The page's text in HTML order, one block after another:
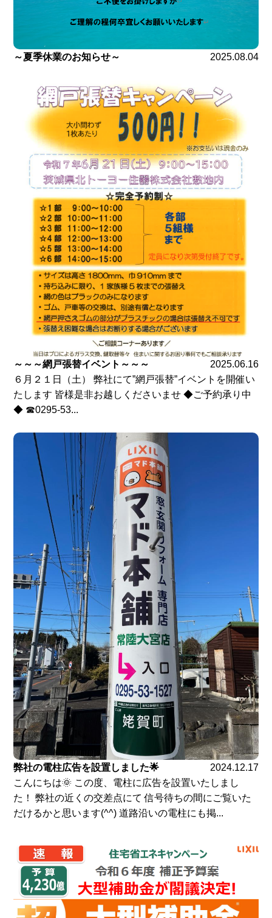
～夏季休業のお知らせ～ 2025.08.04
～～～網戸張替イベント～～～
2025.06.16
６月２１日（土） 弊社にて”網戸張替”イベントを開催い
たします 皆様是非お越しくださいませ ◆ご予約承り中
◆ ☎0295-53...
弊社の電柱広告を設置しました🌟
2024.12.17
こんにちは🌞 この度、電柱に広告を設置いたしまし
た！ 弊社の近くの交差点にて 信号待ちの間にご覧いた
だけるかと思います(^^) 道路沿いの電柱にも掲...